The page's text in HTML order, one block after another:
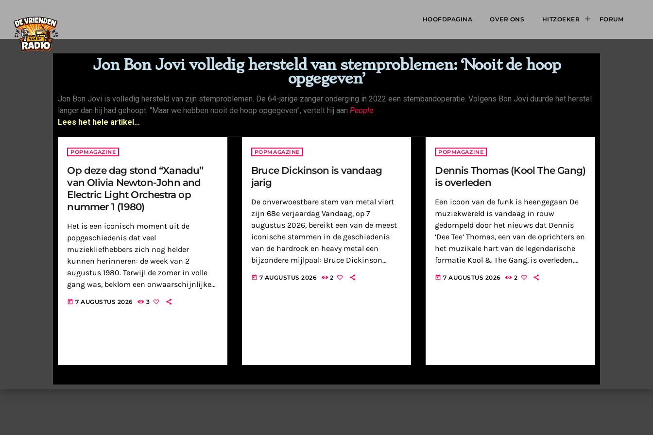
HOOFDPAGINA OVER ONS HITZOEKER FORUM
Jon Bon Jovi volledig hersteld van stemproblemen: ‘Nooit de hoop
opgegeven’
Jon Bon Jovi is volledig hersteld van zijn stemproblemen. De 64-jarige zanger onderging in 2022 een stembandoperatie. Volgens Bon Jovi duurde het herstel
langer dan hij had gehoopt. “Maar we hebben nooit de hoop opgegeven”, vertelt hij aanPeople.
Lees het hele artikel…
POPMAGAZINE
Op deze dag stond “Xanadu”
van Olivia Newton-John and
Electric Light Orchestra op
nummer 1 (1980)
Het is een iconisch moment uit de
popgeschiedenis dat veel
muziekliefhebbers zich nog helder
kunnen herinneren: de week van 2
augustus 1980. Terwijl de zomer in volle
gang was, beklom een onwaarschijnlijke
Nederlandse Top 40. “Xanadu”, de
today 7 AUGUSTUS 2026 3
POPMAGAZINE
Bruce Dickinson is vandaag
jarig
De onverwoestbare stem van metal viert
zijn 68e verjaardag Vandaag, op 7
augustus 2026, bereikt een van de meest
iconische stemmen in de geschiedenis
van de hardrock en heavy metal een
bijzondere mijlpaal: Bruce Dickinson
die wereldwijd bekendheid verwierf als het
today 7 AUGUSTUS 2026 2
POPMAGAZINE
Dennis Thomas (Kool The Gang)
is overleden
Een icoon van de funk is heengegaan De
muziekwereld is vandaag in rouw
gedompeld door het nieuws dat Dennis
‘Dee Tee’ Thomas, een van de oprichters en
het muzikale hart van de legendarische
formatie Kool & The Gang, is overleden.
ceremoniemeester van de band, […]
today 7 AUGUSTUS 2026 2